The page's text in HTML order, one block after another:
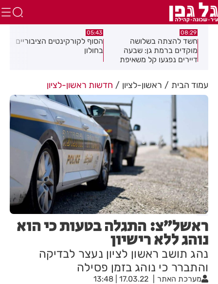
08:29
חשד להצתה בשלושה
מוקדים ברמת גן: שבעה
דיירים נפגעו קל משאיפת
05:43
הסוף לקורקינטים הציבוריים
בחולון
עמוד הבית ראשון-לציון חדשות ראשון-לציון
ראשל"צ: התגלה בטעות כי הוא
נוהג ללא רישיון
נהג תושב ראשון לציון נעצר לבדיקה
והתברר כי נוהג בזמן פסילה
מערכת האתר 17.03.22 | 13:48